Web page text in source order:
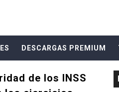
Educativo
a Estrella Veloz SL
Horus Seguridad
DESCARGAS PREMIUM
de los INSS